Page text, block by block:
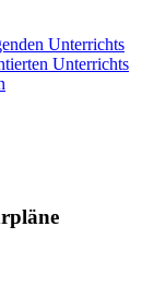
Unterrichts
Unterrichts